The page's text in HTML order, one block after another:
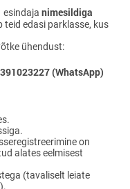
esindajanimesildiga
teid edasi parklasse, kus
ühendust:
(WhatsApp)
on
alates eelmisest
(tavaliselt leiate